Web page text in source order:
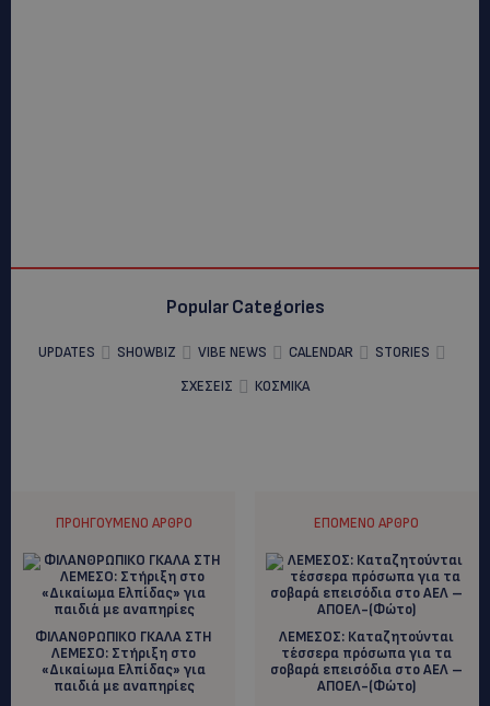
Popular Categories
UPDATES SHOWBIZ VIBE NEWS CALENDAR
STORIES
ΣΧΕΣΕΙΣ
ΚΟΣΜΙΚΑ
ΠΡΟΗΓΟΎΜΕΝΟ ΆΡΘΡΟ
ΦΙΛΑΝΘΡΩΠΙΚΟ ΓΚΑΛΑ ΣΤΗ
ΛΕΜΕΣΟ: Στήριξη στο
«Δικαίωμα Ελπίδας» για
παιδιά με αναπηρίες
ΕΠΌΜΕΝΟ ΆΡΘΡΟ
ΛΕΜΕΣΟΣ: Καταζητούνται
τέσσερα πρόσωπα για τα
σοβαρά επεισόδια στο ΑΕΛ –
ΑΠΟΕΛ-(Φώτο)